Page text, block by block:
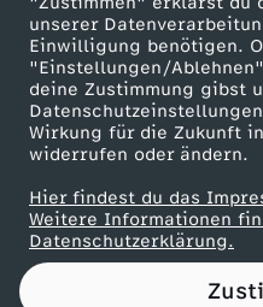
unserer
Einwilligung benötigen.
"Einstellungen/
deine Zustimmung gibst
Wirkung für die Zukunft
widerrufen oder ändern.
Hier findest du das
Weitere Informationen
Datenschutzerklärung.
e
r
d
e
u
Mainzelmännchen
Partner